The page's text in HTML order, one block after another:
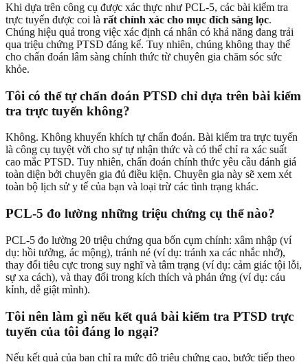
Khi dựa trên công cụ được xác thực như PCL-5, các bài kiểm tra
trực tuyến được coi là rất chính xác cho mục đích sàng lọc.
Chúng hiệu quả trong việc xác định cá nhân có khả năng đang trải
qua triệu chứng PTSD đáng kể. Tuy nhiên, chúng không thay thế
cho chẩn đoán lâm sàng chính thức từ chuyên gia chăm sóc sức
khỏe.
Tôi có thể tự chẩn đoán PTSD chỉ dựa trên bài kiểm
tra trực tuyến không?
Không. Không khuyến khích tự chẩn đoán. Bài kiểm tra trực tuyến
là công cụ tuyệt vời cho sự tự nhận thức và có thể chỉ ra xác suất
cao mắc PTSD. Tuy nhiên, chẩn đoán chính thức yêu cầu đánh giá
toàn diện bởi chuyên gia đủ điều kiện. Chuyên gia này sẽ xem xét
toàn bộ lịch sử y tế của bạn và loại trừ các tình trạng khác.
PCL-5 đo lường những triệu chứng cụ thể nào?
PCL-5 đo lường 20 triệu chứng qua bốn cụm chính: xâm nhập (ví
dụ: hồi tưởng, ác mộng), tránh né (ví dụ: tránh xa các nhắc nhở),
thay đổi tiêu cực trong suy nghĩ và tâm trạng (ví dụ: cảm giác tội lỗi,
sự xa cách), và thay đổi trong kích thích và phản ứng (ví dụ: cáu
kỉnh, dễ giật mình).
Tôi nên làm gì nếu kết quả bài kiểm tra PTSD trực
tuyến của tôi đáng lo ngại?
Nếu kết quả của bạn chỉ ra mức độ triệu chứng cao, bước tiếp theo